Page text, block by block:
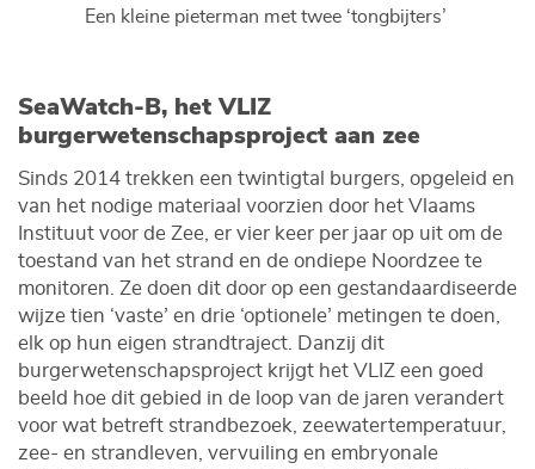
Een kleine pieterman met twee ‘tongbijters’
SeaWatch-B, het VLIZ
burgerwetenschapsproject aan zee
Sinds 2014 trekken een twintigtal burgers, opgeleid en
van het nodige materiaal voorzien door het Vlaams
Instituut voor de Zee, er vier keer per jaar op uit om de
toestand van het strand en de ondiepe Noordzee te
monitoren. Ze doen dit door op een gestandaardiseerde
wijze tien ‘vaste’ en drie ‘optionele’ metingen te doen,
elk op hun eigen strandtraject. Danzij dit
burgerwetenschapsproject krijgt het VLIZ een goed
beeld hoe dit gebied in de loop van de jaren verandert
voor wat betreft strandbezoek, zeewatertemperatuur,
zee- en strandleven, vervuiling en embryonale